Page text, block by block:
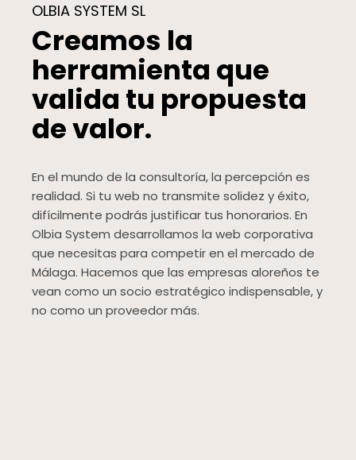
OLBIA SYSTEM SL
Creamos la
herramienta que
valida tu propuesta
de valor.
En el mundo de la consultoría, la percepción es
realidad. Si tu web no transmite solidez y éxito,
difícilmente podrás justificar tus honorarios. En
Olbia System desarrollamos la web corporativa
que necesitas para competir en el mercado de
Málaga. Hacemos que las empresas aloreños te
vean como un socio estratégico indispensable, y
no como un proveedor más.